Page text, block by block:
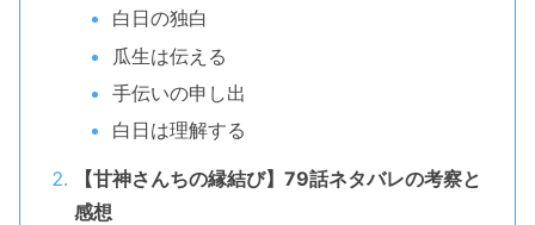
白日の独白
瓜生は伝える
手伝いの申し出
白日は理解する
【甘神さんちの縁結び】79話ネタバレの考察と
感想